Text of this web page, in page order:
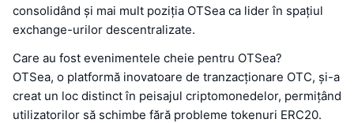
consolidând și mai mult poziția OTSea ca lider în spațiul
exchange-urilor descentralizate.
Care au fost evenimentele cheie pentru OTSea?
OTSea, o platformă inovatoare de tranzacționare OTC, și-a
creat un loc distinct în peisajul criptomonedelor, permițând
utilizatorilor să schimbe fără probleme tokenuri ERC20.